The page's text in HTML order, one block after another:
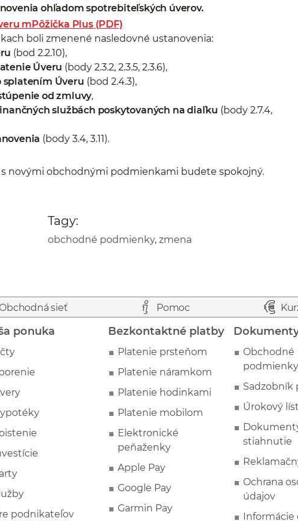
ohľadom spotrebiteľských úverov.
mPôžička Plus (PDF)
boli zmenené nasledovné ustanovenia:
(bod 2.2.10),
Úveru (body 2.3.2, 2.3.5, 2.3.6),
splatením Úveru (bod 2.4.3),
od zmluvy,
službách poskytovaných na diaľku (body 2.7.4,
(body 3.4, 3.11).
novými obchodnými podmienkami budete spokojný.
Tagy:
obchodné podmienky, zmena
Obchodná sieť Pomoc
ponuka
podnikateľov
Bezkontaktné platby
Platenie prsteňom
Platenie náramkom
Platenie hodinkami
Platenie mobilom
Elektronické
peňaženky
Apple Pay
Google Pay
Garmin Pay
Obchodné
podmienky
Sadzobník
Úrokový
stiahnutie
Ochrana
údajov
Informácie